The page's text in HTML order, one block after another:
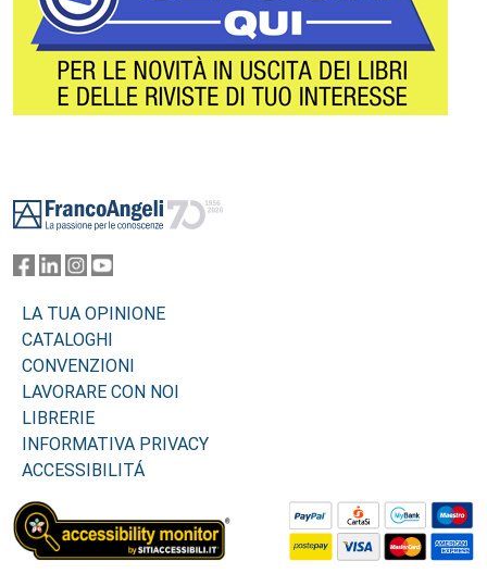
LA TUA OPINIONE
CATALOGHI
CONVENZIONI
LAVORARE CON NOI
LIBRERIE
INFORMATIVA PRIVACY
ACCESSIBILITÁ